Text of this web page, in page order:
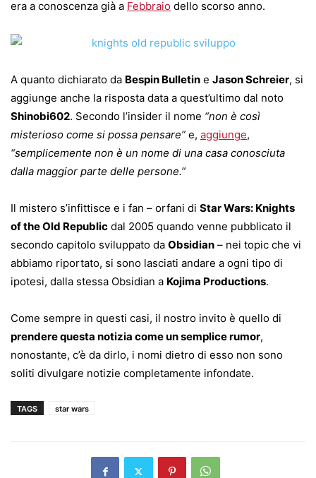
era a conoscenza già a Febbraio dello scorso anno.
A quanto dichiarato da Bespin Bulletin e Jason Schreier, si
aggiunge anche la risposta data a quest’ultimo dal noto
Shinobi602. Secondo l’insider il nome “non è così
misterioso come si possa pensare” e, aggiunge,
“semplicemente non è un nome di una casa conosciuta
dalla maggior parte delle persone.”
Il mistero s’infittisce e i fan – orfani di Star Wars: Knights
of the Old Republic dal 2005 quando venne pubblicato il
secondo capitolo sviluppato da Obsidian – nei topic che vi
abbiamo riportato, si sono lasciati andare a ogni tipo di
ipotesi, dalla stessa Obsidian a Kojima Productions.
Come sempre in questi casi, il nostro invito è quello di
prendere questa notizia come un semplice rumor,
nonostante, c’è da dirlo, i nomi dietro di esso non sono
soliti divulgare notizie completamente infondate.
TAGS star wars